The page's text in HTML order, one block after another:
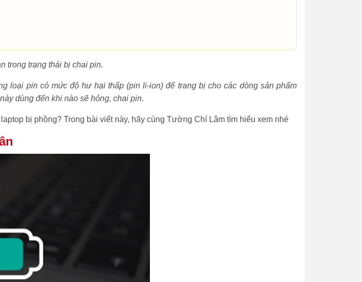
trong trạng thái bị chai pin.
loại pin có mức độ hư hại thấp (pin li-ion) để trang bị cho các dòng sản phẩm
dùng đến khi nào sẽ hỏng, chai pin.
bị phồng? Trong bài viết này, hãy cùng Tường Chí Lâm tìm hiểu xem nhé